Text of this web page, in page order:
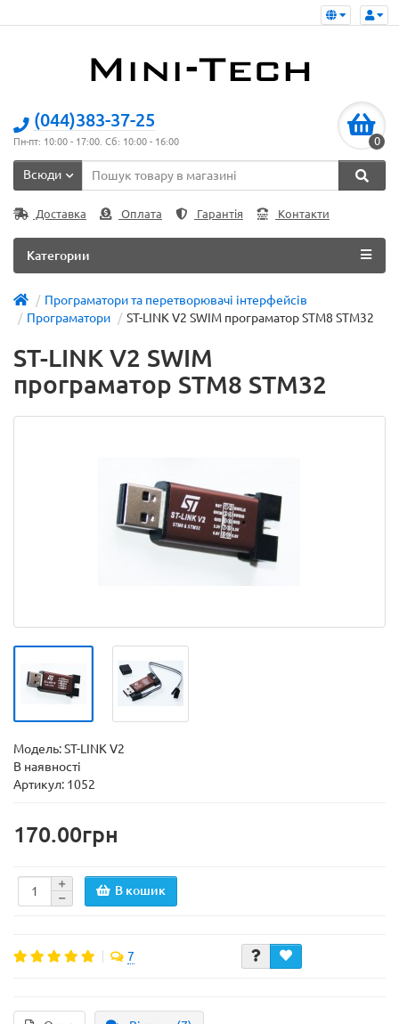
(044)383-37-25
Пн-пт: 10:00 - 17:00. Сб: 10:00 - 16:00 0
Всюди
Доставка Оплата Гарантія Контакти
Категории
Програматори та перетворювачі інтерфейсів
Програматори
ST-LINK V2 SWIM програматор STM8 STM32
ST-LINK V2 SWIM
програматор STM8 STM32
Модель:ST-LINK V2
В наявності
Артикул: 1052
170.00грн
В кошик
7